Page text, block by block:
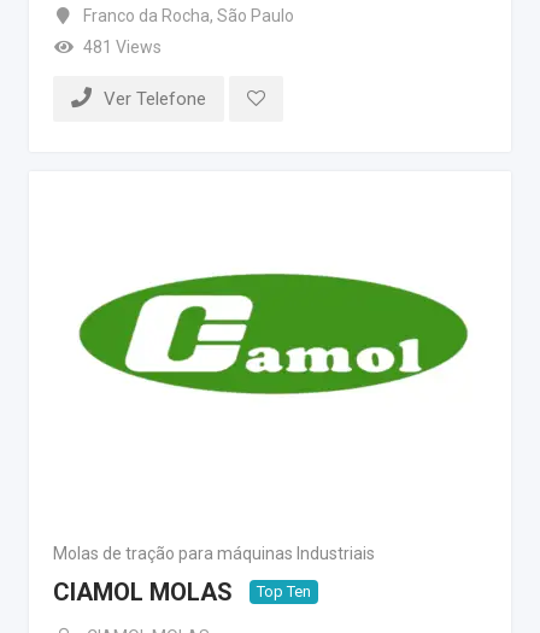
Franco da Rocha, São Paulo
481 Views
Ver Telefone
Molas de tração para máquinas Industriais
CIAMOL MOLAS Top Ten